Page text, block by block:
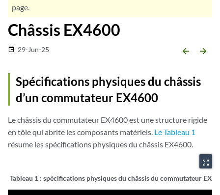
page.
Châssis EX4600
date_range 29-Jun-25 arrow_backward arrow_forward
Spécifications physiques du châssis
d’un commutateur EX4600
Le châssis du commutateur EX4600 est une structure rigide
en tôle qui abrite les composants matériels. Le Tableau 1
résume les spécifications physiques du châssis EX4600.
zoom_out_map
Tableau 1 : spécifications physiques du châssis du commutateur